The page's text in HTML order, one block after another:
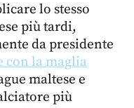
lo stesso
più tardi,
da presidente
con la maglia
maltese e
più